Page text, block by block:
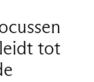
tot